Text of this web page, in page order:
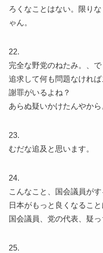
ろくなことはない。限り
ゃん。
22.
完全な野党のねたみ。、で
追求して何も問題なければ
謝罪がいるよね？
あらぬ疑いかけたんやから
23.
むだな追及と思います。
24.
こんなこと、国会議員がす
日本がもっと良くなること
国会議員、党の代表、疑っ
25.